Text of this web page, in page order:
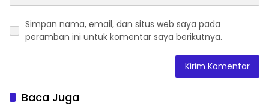
Simpan nama, email, dan situs web saya pada
peramban ini untuk komentar saya berikutnya.
Baca Juga